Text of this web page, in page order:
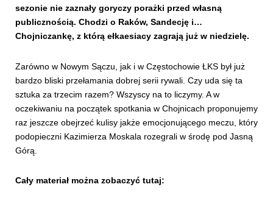
sezonie nie zaznały goryczy porażki przed własną
publicznością. Chodzi o Raków, Sandecję i…
Chojniczankę, z którą ełkaesiacy zagrają już w niedzielę.
Zarówno w Nowym Sączu, jak i w Częstochowie ŁKS był już
bardzo bliski przełamania dobrej serii rywali. Czy uda się ta
sztuka za trzecim razem? Wszyscy na to liczymy. A w
oczekiwaniu na początek spotkania w Chojnicach proponujemy
raz jeszcze obejrzeć kulisy jakże emocjonującego meczu, który
podopieczni Kazimierza Moskala rozegrali w środę pod Jasną
Górą.
Cały materiał można zobaczyć tutaj: